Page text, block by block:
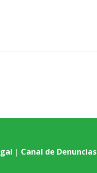
| Canal de Denuncias